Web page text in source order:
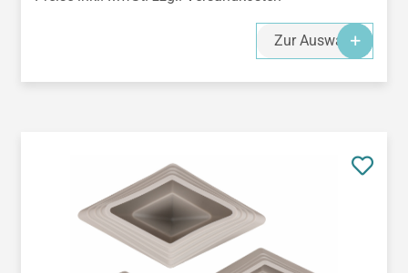
Zur Auswahl